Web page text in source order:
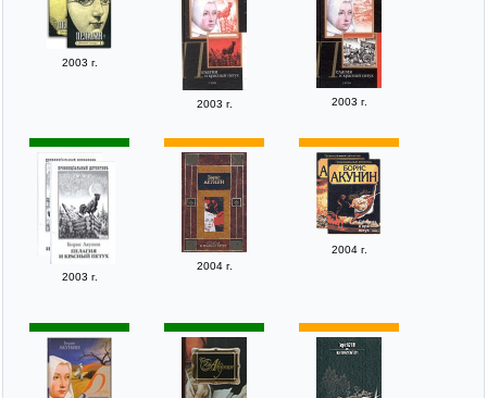
2003 г.
2003 г. 2003 г.
2003 г.
2004 г.
2004 г.